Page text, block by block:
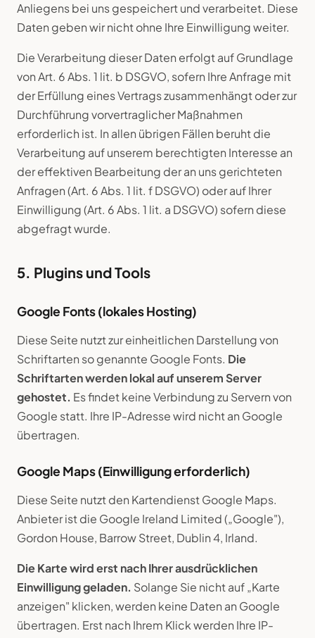
Anliegens bei uns gespeichert und verarbeitet. Diese
Daten geben wir nicht ohne Ihre Einwilligung weiter.
Die Verarbeitung dieser Daten erfolgt auf Grundlage
von Art. 6 Abs. 1 lit. b DSGVO, sofern Ihre Anfrage mit
der Erfüllung eines Vertrags zusammenhängt oder zur
Durchführung vorvertraglicher Maßnahmen
erforderlich ist. In allen übrigen Fällen beruht die
Verarbeitung auf unserem berechtigten Interesse an
der effektiven Bearbeitung der an uns gerichteten
Anfragen (Art. 6 Abs. 1 lit. f DSGVO) oder auf Ihrer
Einwilligung (Art. 6 Abs. 1 lit. a DSGVO) sofern diese
abgefragt wurde.
5. Plugins und Tools
Google Fonts (lokales Hosting)
Diese Seite nutzt zur einheitlichen Darstellung von
Schriftarten so genannte Google Fonts. Die
Schriftarten werden lokal auf unserem Server
gehostet. Es findet keine Verbindung zu Servern von
Google statt. Ihre IP-Adresse wird nicht an Google
übertragen.
Google Maps (Einwilligung erforderlich)
Diese Seite nutzt den Kartendienst Google Maps.
Anbieter ist die Google Ireland Limited („Google"),
Gordon House, Barrow Street, Dublin 4, Irland.
Die Karte wird erst nach Ihrer ausdrücklichen
Einwilligung geladen. Solange Sie nicht auf „Karte
anzeigen" klicken, werden keine Daten an Google
übertragen. Erst nach Ihrem Klick werden Ihre IP-